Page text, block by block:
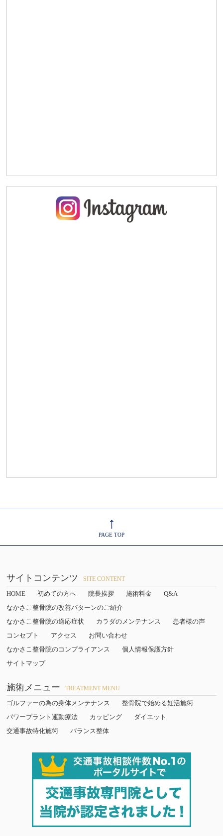
↑
PAGE TOP
サイトコンテンツ SITE CONTENT
HOME 初めての方へ 院長挨拶 施術料金
Q&A
なかさこ整骨院の改善パターンのご紹介
なかさこ整骨院の適応症状
カラダのメンテナンス
患者様の声
コンセプト
アクセス
お問い合わせ
なかさこ整骨院のコンプライアンス
個人情報保護方針
サイトマップ
施術メニュー TREATMENT MENU
ゴルファーの為の身体メンテナンス
整骨院で始める妊活施術
パワープラント運動療法
カッピング
ダイエット
交通事故特化施術
バランス整体